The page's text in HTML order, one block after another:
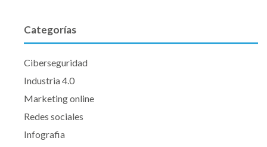
Categorías
Ciberseguridad
Industria 4.0
Marketing online
Redes sociales
Infografia